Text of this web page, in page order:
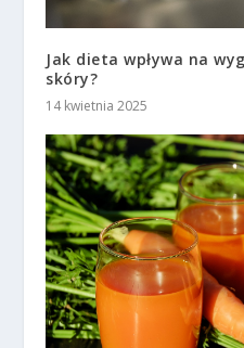
Jak dieta wpływa na
skóry?
14 kwietnia 2025